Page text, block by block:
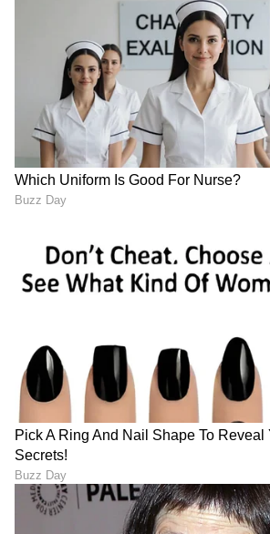
LATEST VIDEOS
ABOUT THE AUTHOR
Sushma Hegde
ಸುವರ್ಣ ನ್ಯೂಸ್ ಸುದ್ದಿ ಮಾಧ್ಯಮದ
ಮೂರು ವರ್ಷಗಳಿಂದ ಕೆಲಸ ಮಾಡುತ್ತಿದ್ದೇನೆ.
ಡಿಜಿಟಲ್‌ ಮಾಧ್ಯಮದಲ್ಲಿ 5 ವರ್ಷ ಕೆಲಸ